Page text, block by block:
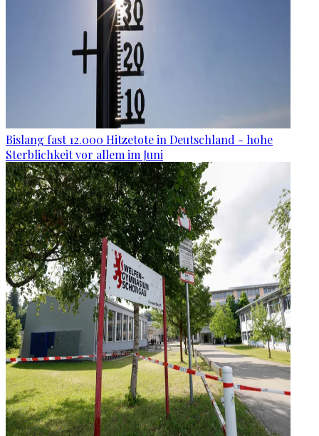
Bislang fast 12.000 Hitzetote in Deutschland - hohe
Sterblichkeit vor allem im Juni